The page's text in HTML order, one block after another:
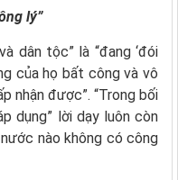
lý”
dân tộc” là “đang ‘đói
của họ bất công và vô
nhận được”. “Trong bối
dụng” lời dạy luôn còn
nào không có công